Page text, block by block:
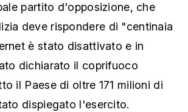
partito d'opposizione, che
deve rispondere di "centinaia
è stato disattivato e in
dichiarato il coprifuoco
il Paese di oltre 171 milioni di
dispiegato l'esercito.